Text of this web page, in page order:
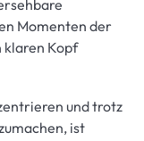
Momenten der
klaren Kopf
und trotz
ist